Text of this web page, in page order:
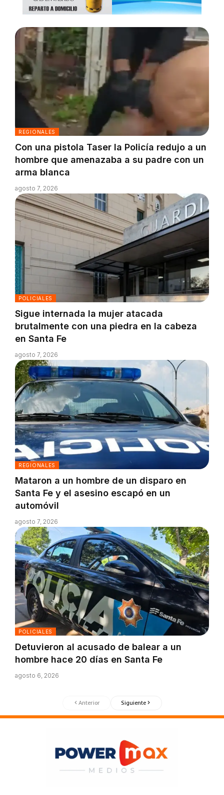
REGIONALES
Con una pistola Taser la Policía redujo a un
hombre que amenazaba a su padre con un
arma blanca
agosto 7, 2026
POLICIALES
Sigue internada la mujer atacada
brutalmente con una piedra en la cabeza
en Santa Fe
agosto 7, 2026
REGIONALES
Mataron a un hombre de un disparo en
Santa Fe y el asesino escapó en un
automóvil
agosto 7, 2026
POLICIALES
Detuvieron al acusado de balear a un
hombre hace 20 días en Santa Fe
agosto 6, 2026
Anterior Siguiente